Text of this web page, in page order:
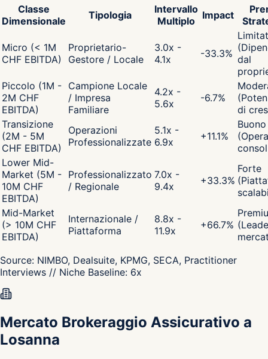
Classe
Dimensionale
Tipologia
Intervallo
Multiplo
Impact
Micro (< 1M
CHF EBITDA)
Proprietario-
Gestore / Locale
3.0x -
4.1x
-33.3% dal
Piccolo (1M -
2M CHF
EBITDA)
Campione Locale
/ Impresa
Familiare
4.2x -
5.6x
-6.7%
di
Transizione
(2M - 5M
CHF EBITDA)
Operazioni
Professionalizzate
5.1x -
6.9x
+11.1%
Buono
Lower Mid-
Market (5M -
10M CHF
EBITDA)
Professionalizzato
/ Regionale
7.0x -
9.4x
+33.3%
Forte
Mid-Market
(> 10M CHF
EBITDA)
Internazionale /
Piattaforma
8.8x -
11.9x
+66.7%
Source: NIMBO, Dealsuite, KPMG, SECA, Practitioner
Interviews // Niche Baseline: 6x
Mercato Brokeraggio Assicurativo a
Losanna